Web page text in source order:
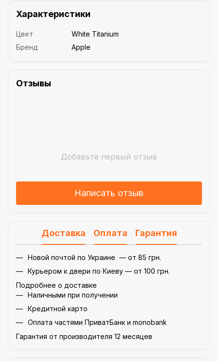
Характеристики
Цвет
White Titanium
Бренд
Apple
Отзывы
Добавьте первый отзыв
Написать отзыв
Доставка Оплата Гарантия
Новой почтой по Украине — от 85 грн.
Курьером к двери по Киеву — от 100 грн.
Подробнее о доставке
Наличными при получении
Кредитной карто
Оплата частями ПриватБанк и monobank
Гарантия от производителя 12 месяцев